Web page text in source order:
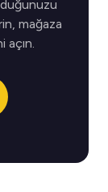
mağaza
açın.